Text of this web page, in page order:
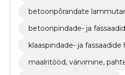
betoonpõrandate
betoonpindade- ja
klaaspindade- ja
maalritööd, värvimine,